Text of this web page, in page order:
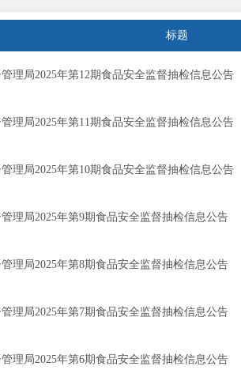
标题
理局2025年第12期食品安全监督抽检信息公告
理局2025年第11期食品安全监督抽检信息公告
理局2025年第10期食品安全监督抽检信息公告
理局2025年第9期食品安全监督抽检信息公告
理局2025年第8期食品安全监督抽检信息公告
理局2025年第7期食品安全监督抽检信息公告
理局2025年第6期食品安全监督抽检信息公告